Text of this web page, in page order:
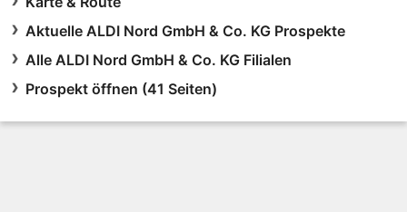
Aktuelle ALDI Nord GmbH & Co. KG Prospekte
Alle ALDI Nord GmbH & Co. KG Filialen
Prospekt öffnen (41 Seiten)